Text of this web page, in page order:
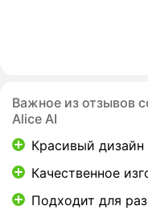
Важное из отзывов
Alice AI
Красивый дизайн
Качественное
Подходит для